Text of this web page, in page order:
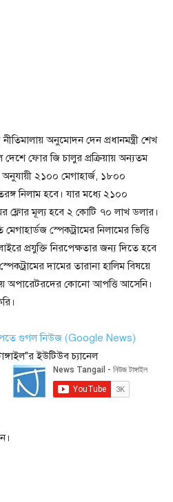
অনুমোদন দেন প্রধানমন্ত্রী শেখ
ফোর জি চালুর প্রক্রিয়ায় অন্যতম
২১০০ মেগাহার্জ, ১৮০০
নিলাম হবে। যার মধ্যে ২১০০
ফ্লোর মূল্য হবে ২ কোটি ৭০ লাখ ডলার।
স্পেকট্রামের নিলামের ভিত্তি
প্রযুক্তি নিরপেক্ষতার জন্য দিতে হবে
দামের তারানা হালিম বিষয়ে
অপারেটরদের কোনো আপত্তি আসেনি।
পেতে গুগল নিউজ (Google News)
ইউটিউব চ্যানেল